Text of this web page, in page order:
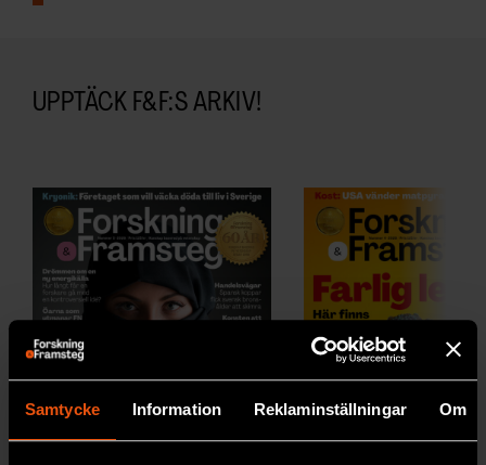
Samtycke Information Reklaminställningar Om
UPPTÄCK F&F:S ARKIV!